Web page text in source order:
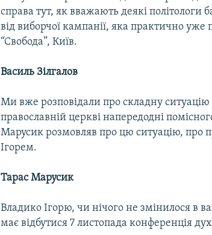
справа тут, як вважають деякі політологи
від виборчої кампанії, яка практично
“Свобода”, Київ.
Василь Зілгалов
Ми вже розповідали про складну ситуацію
православній церкві напередодні
Марусик розмовляв про цю ситуацію, про
Ігорем.
Тарас Марусик
Владико Ігорю, чи нічого не змінилося в
має відбутися 7 листопада конференція